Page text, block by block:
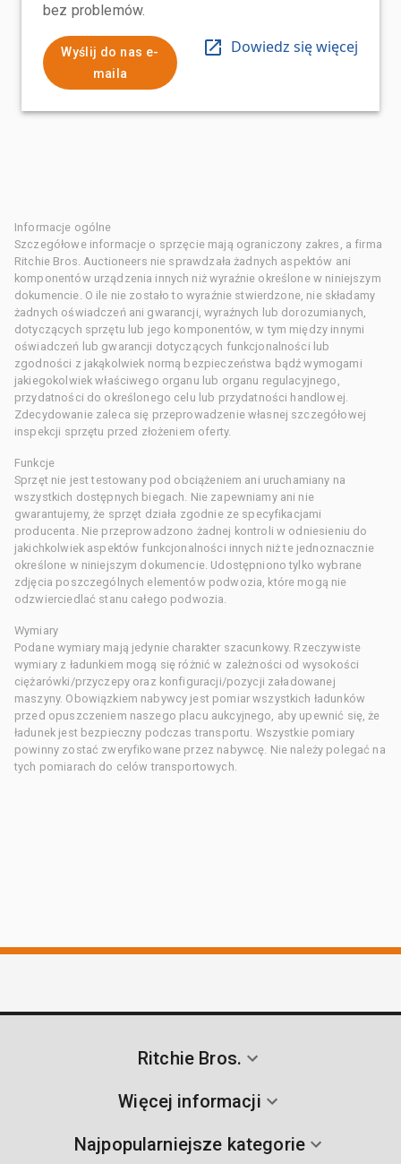
bez problemów.
Wyślij do nas e-
maila
Dowiedz się więcej
Informacje ogólne
Szczegółowe informacje o sprzęcie mają ograniczony zakres, a firma
Ritchie Bros. Auctioneers nie sprawdzała żadnych aspektów ani
komponentów urządzenia innych niż wyraźnie określone w niniejszym
dokumencie. O ile nie zostało to wyraźnie stwierdzone, nie składamy
żadnych oświadczeń ani gwarancji, wyraźnych lub dorozumianych,
dotyczących sprzętu lub jego komponentów, w tym między innymi
oświadczeń lub gwarancji dotyczących funkcjonalności lub
zgodności z jakąkolwiek normą bezpieczeństwa bądź wymogami
jakiegokolwiek właściwego organu lub organu regulacyjnego,
przydatności do określonego celu lub przydatności handlowej.
Zdecydowanie zaleca się przeprowadzenie własnej szczegółowej
inspekcji sprzętu przed złożeniem oferty.
Funkcje
Sprzęt nie jest testowany pod obciążeniem ani uruchamiany na
wszystkich dostępnych biegach. Nie zapewniamy ani nie
gwarantujemy, że sprzęt działa zgodnie ze specyfikacjami
producenta. Nie przeprowadzono żadnej kontroli w odniesieniu do
jakichkolwiek aspektów funkcjonalności innych niż te jednoznacznie
określone w niniejszym dokumencie. Udostępniono tylko wybrane
zdjęcia poszczególnych elementów podwozia, które mogą nie
odzwierciedlać stanu całego podwozia.
Wymiary
Podane wymiary mają jedynie charakter szacunkowy. Rzeczywiste
wymiary z ładunkiem mogą się różnić w zależności od wysokości
ciężarówki/przyczepy oraz konfiguracji/pozycji załadowanej
maszyny. Obowiązkiem nabywcy jest pomiar wszystkich ładunków
przed opuszczeniem naszego placu aukcyjnego, aby upewnić się, że
ładunek jest bezpieczny podczas transportu. Wszystkie pomiary
powinny zostać zweryfikowane przez nabywcę. Nie należy polegać na
tych pomiarach do celów transportowych.
Ritchie Bros.
Więcej informacji
Najpopularniejsze kategorie